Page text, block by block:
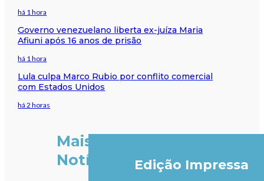
há 1 hora
Governo venezuelano liberta ex-juíza Maria
Afiuni após 16 anos de prisão
há 1 hora
Lula culpa Marco Rubio por conflito comercial
com Estados Unidos
há 2 horas
Mais
Notícias
Edição Impressa